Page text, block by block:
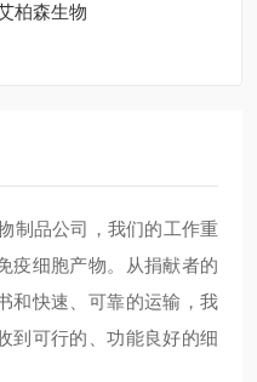
柏森生物
制品公司，我们的工作重
疫细胞产物。从捐献者的
和快速、可靠的运输，我
到可行的、功能良好的细